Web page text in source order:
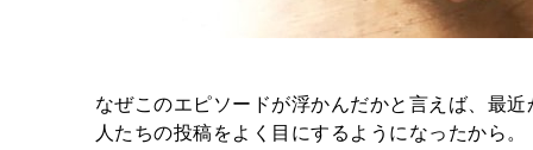
なぜこのエピソードが浮かんだかと言えば、最
人たちの投稿をよく目にするようになったから。